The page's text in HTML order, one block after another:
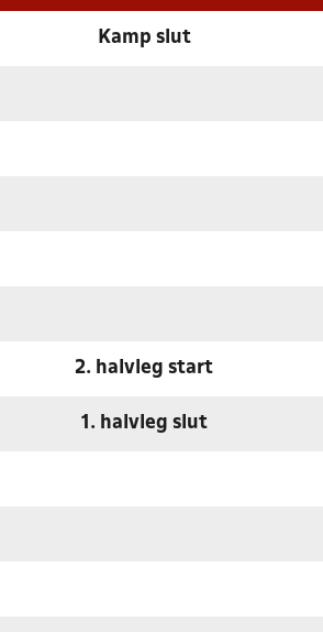
Kamp slut
2. halvleg start
1. halvleg slut